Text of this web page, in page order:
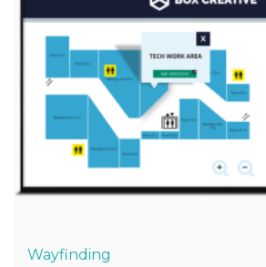
Wayfinding